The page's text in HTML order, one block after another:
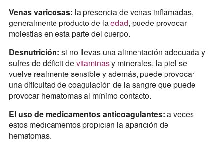
Venas varicosas: la presencia de venas inflamadas,
generalmente producto de laedad, puede provocar
molestias en esta parte del cuerpo.
Desnutrición: si no llevas una alimentación adecuada y
sufres de déficit devitaminasy minerales, la piel se
vuelve realmente sensible y además, puede provocar
una dificultad de coagulación de la sangre que puede
provocar hematomas al mínimo contacto.
El uso de medicamentos anticoagulantes: a veces
estos medicamentos propician la aparición de
hematomas.